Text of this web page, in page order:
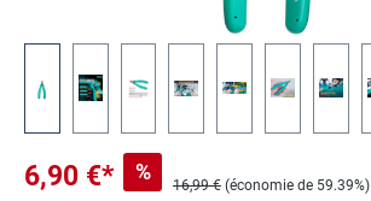
6,90 €* %
16,99 € (économie de 59.39%)